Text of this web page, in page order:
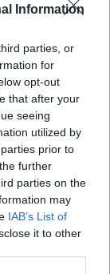
Information
parties, or
for
opt-out
that after your
seeing
utilized by
prior to
further
parties on the
may
IAB’s List of
it to other